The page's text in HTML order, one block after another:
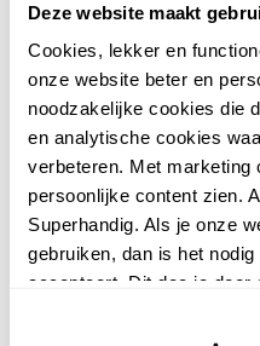
Deze website maakt
Cookies, lekker en
onze website beter en
noodzakelijke cookies die
en analytische cookies
verbeteren. Met marketing
persoonlijke content zien.
Superhandig. Als je onze
gebruiken, dan is het
accepteert. Dit doe je door
website niet optimaal